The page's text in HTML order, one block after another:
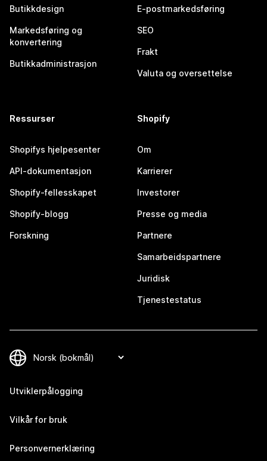
Butikkdesign
Markedsføring og
konvertering
Butikkadministrasjon
E-postmarkedsføring
SEO
Frakt
Valuta og oversettelse
Ressurser
Shopifys hjelpesenter
API-dokumentasjon
Shopify-fellesskapet
Shopify-blogg
Forskning
Shopify
Om
Karrierer
Investorer
Presse og media
Partnere
Samarbeidspartnere
Juridisk
Tjenestestatus
Utviklerpålogging
Vilkår for bruk
Personvernerklæring